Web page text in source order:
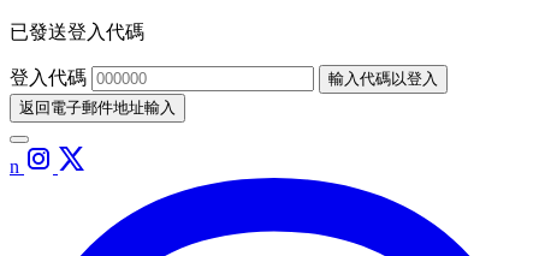
已發送登入代碼
登入代碼
輸入代碼以登入
返回電子郵件地址輸入
n